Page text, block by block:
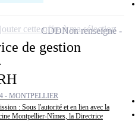
de gestion
- MONTPELLIER
: Sous l'autorité et en lien avec la
Montpellier-Nîmes, la Directrice
CDDNon renseigné
cette offre à ma sélection